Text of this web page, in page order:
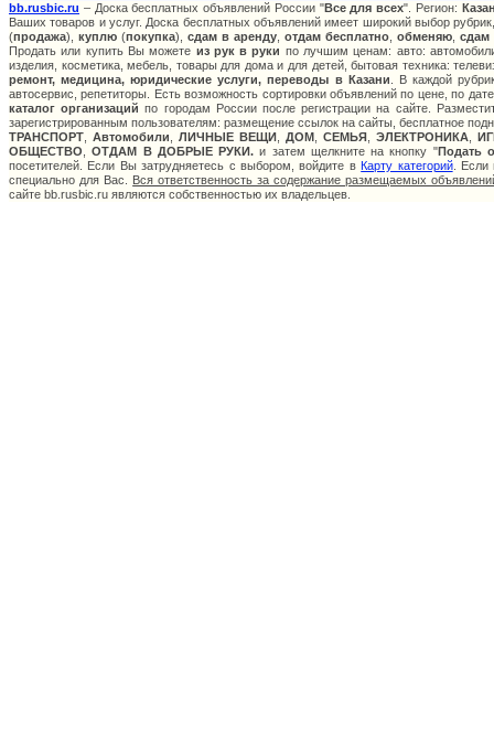
bb.rusbic.ru – Доска бесплатных объявлений России "Все для всех". Регион:
Ваших товаров и услуг. Доска бесплатных объявлений имеет широкий выбор
(продажа), куплю (покупка), сдам в аренду отдам бесплатно обменяю сдам
Продать или купить Вы можете из рук в руки по лучшим ценам: авто:
изделия, косметика, мебель, товары для дома и для детей, бытовая техника:
ремонт, медицина, юридические услуги, переводы в Казани . В каждой
автосервис, репетиторы. Есть возможность сортировки объявлений по цене, по
каталог организаций по городам России после регистрации на сайте.
зарегистрированным пользователям: размещение ссылок на сайты, бесплатное
ТРАНСПОРТ
Автомобили ЛИЧНЫЕ ВЕЩИ ДОМ СЕМЬЯ ЭЛЕКТРОНИКА
ОБЩЕСТВО ,ОТДАМ В ДОБРЫЕ РУКИ. и затем щелкните на кнопку "Подать
посетителей. Если Вы затрудняетесь с выбором, войдите вКарту категорий. Если
специально для Вас. Вся ответственность за содержание размещаемых
сайте bb.rusbic.ru являются собственностью их владельцев.